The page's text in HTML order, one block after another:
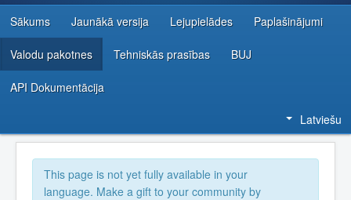
IZSTRĀDĀTĀJU RESURSI
Sākums Jaunākā versija Lejupielādes Paplašinājumi
Valodu pakotnes Tehniskās prasības BUJ
API Dokumentācija
Latviešu
This page is not yet fully available in your
language. Make a gift to your community by